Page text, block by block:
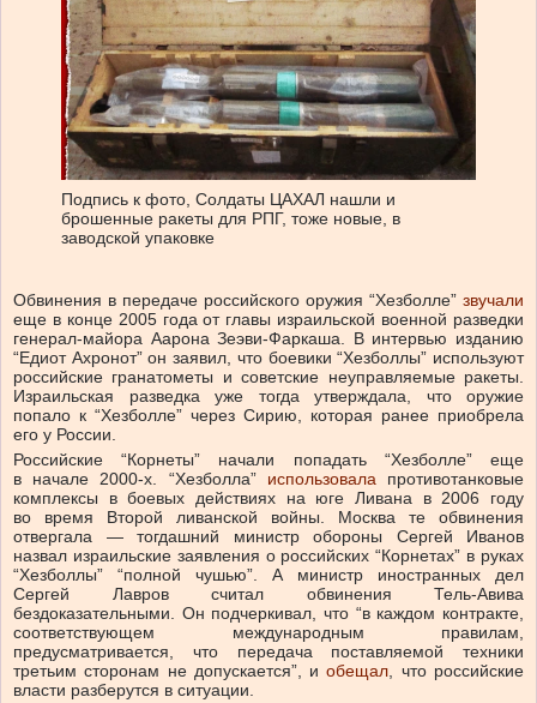
Подпись к фото, Солдаты ЦАХАЛ нашли и
брошенные ракеты для РПГ, тоже новые, в
заводской упаковке
Обвинения в передаче российского оружия “Хезболле” звучали
еще в конце 2005 года от главы израильской военной разведки
генерал-майора Аарона Зеэви-Фаркаша. В интервью изданию
“Едиот Ахронот” он заявил, что боевики “Хезболлы” используют
российские гранатометы и советские неуправляемые ракеты.
Израильская разведка уже тогда утверждала, что оружие
попало к “Хезболле” через Сирию, которая ранее приобрела
его у России.
Российские “Корнеты” начали попадать “Хезболле” еще
в начале 2000-х. “Хезболла” использовала противотанковые
комплексы в боевых действиях на юге Ливана в 2006 году
во время Второй ливанской войны. Москва те обвинения
отвергала — тогдашний министр обороны Сергей Иванов
назвал израильские заявления о российских “Корнетах” в руках
“Хезболлы” “полной чушью”. А министр иностранных дел
Сергей Лавров считал обвинения Тель-Авива
бездоказательными. Он подчеркивал, что “в каждом контракте,
соответствующем международным правилам,
предусматривается, что передача поставляемой техники
третьим сторонам не допускается”, иобещал , что российские
власти разберутся в ситуации.